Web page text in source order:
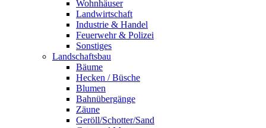
Wohnhäuser
Landwirtschaft
Industrie & Handel
Feuerwehr & Polizei
Sonstiges
Landschaftsbau
Bäume
Hecken / Büsche
Blumen
Bahnübergänge
Zäune
Geröll/Schotter/Sand